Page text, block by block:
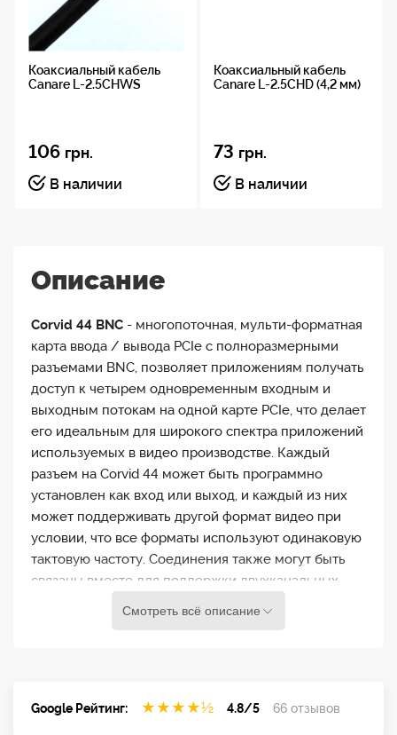
Коаксиальный кабель
Canare L-2.5CHWS
106 грн.
В наличии
Коаксиальный кабель
Canare L-2.5CHD (4,2 мм)
73 грн.
В наличии
Описание
Corvid 44 BNC - многопоточная, мульти-форматная
карта ввода / вывода PCIe с полноразмерными
разъемами BNC, позволяет приложениям получать
доступ к четырем одновременным входным и
выходным потокам на одной карте PCIe, что делает
его идеальным для широкого спектра приложений
используемых в видео производстве. Каждый
разъем на Corvid 44 может быть программно
установлен как вход или выход, и каждый из них
может поддерживать другой формат видео при
условии, что все форматы используют одинаковую
тактовую частоту. Соединения также могут быть
связаны вместе для поддержки двухканальных
Смотреть всё описание
Google Рейтинг: ★ ★ ★ ★½ 4.8/5 66 отзывов